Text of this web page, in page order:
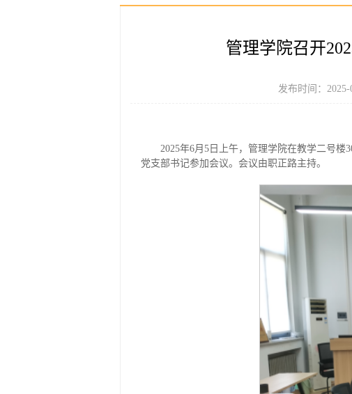
管理学院召开
发布时间：
2025年6月5日上午，管理学院在教学二号楼
党支部书记参加会议。会议由职正路主持。